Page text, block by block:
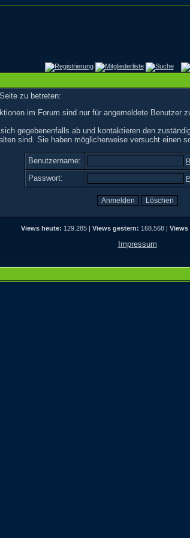
zu betreten:
im Forum sind nur für angemeldete
gegebenenfalls ab und kontaktieren den
sind. Sie haben möglicherweise versucht einen
Benutzername:
Passwort:
Views heute: 129.285 | Views gestern: 168.568 | Views
Impressum